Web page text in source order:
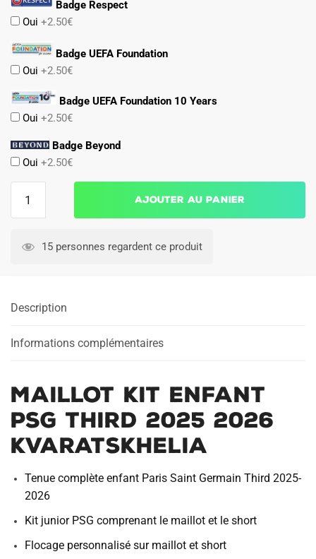
Badge Respect
Oui +2.50€
Badge UEFA Foundation
Oui +2.50€
Badge UEFA Foundation 10 Years
Oui +2.50€
Badge Beyond
Oui +2.50€
2025
Kvaratskhelia
Ajouter au panier
15 personnes regardent ce produit
Description
Informations complémentaires
Maillot Kit Enfant
PSG Third 2025 2026
Kvaratskhelia
Tenue complète enfant Paris Saint Germain Third 2025-
2026
Kit junior PSG comprenant le maillot et le short
Flocage personnalisé sur maillot et short